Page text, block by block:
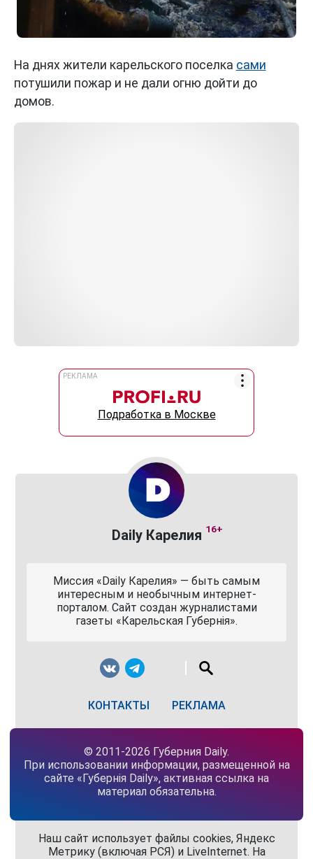
На днях жители карельского поселка сами
потушили пожар и не дали огню дойти до
домов.
РЕКЛАМА
Подработка в Москве
Daily Карелия 16+
Миссия «Daily Карелия» — быть самым
интересным и необычным интернет-
порталом. Сайт создан журналистами
газеты «Карельская Губернiя».
КОНТАКТЫ РЕКЛАМА
© 2011-2026 Губерния Daily.
При использовании информации, размещенной на
сайте «Губернiя Daily», активная ссылка на
материал обязательна.
Наш сайт использует файлы cookies, Яндекс
Метрику (включая РСЯ) и LiveInternet. На